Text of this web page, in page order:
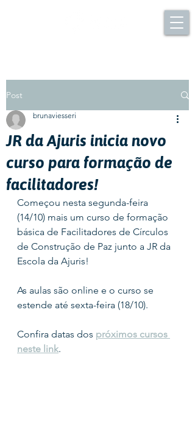
Post
JR da Ajuris inicia novo
curso para formação de
facilitadores!
brunaviesseri
Começou nesta segunda-feira
(14/10) mais um curso de formação
básica de Facilitadores de Círculos
de Construção de Paz junto a JR da
Escola da Ajuris!
As aulas são online e o curso se
estende até sexta-feira (18/10).
Confira datas dos próximos cursos
neste link.